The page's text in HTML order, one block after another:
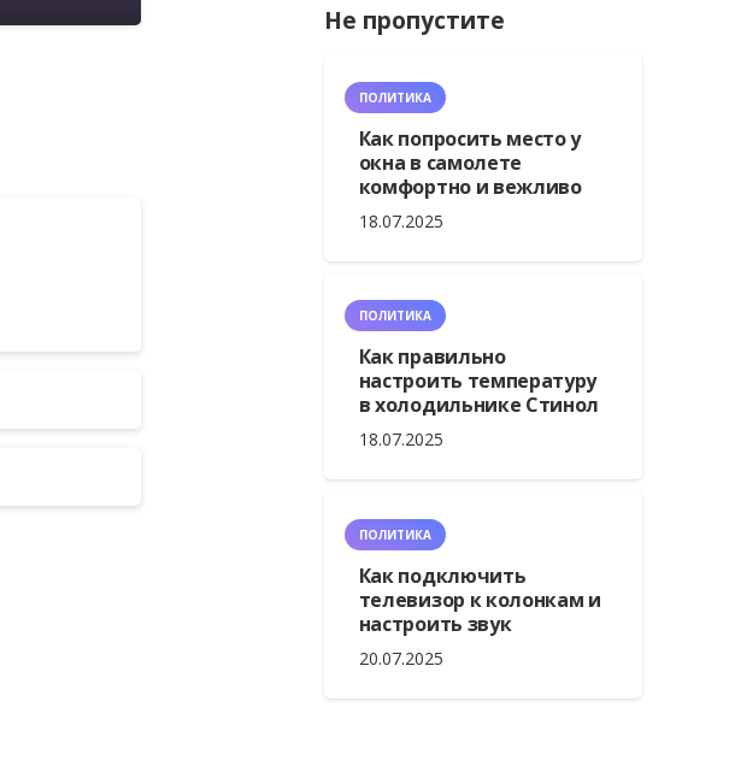
Не пропустите
ПОЛИТИКА
Как попросить место у
окна в самолете
комфортно и вежливо
18.07.2025
ПОЛИТИКА
Как правильно
настроить температуру
в холодильнике Стинол
18.07.2025
ПОЛИТИКА
Как подключить
телевизор к колонкам и
настроить звук
20.07.2025